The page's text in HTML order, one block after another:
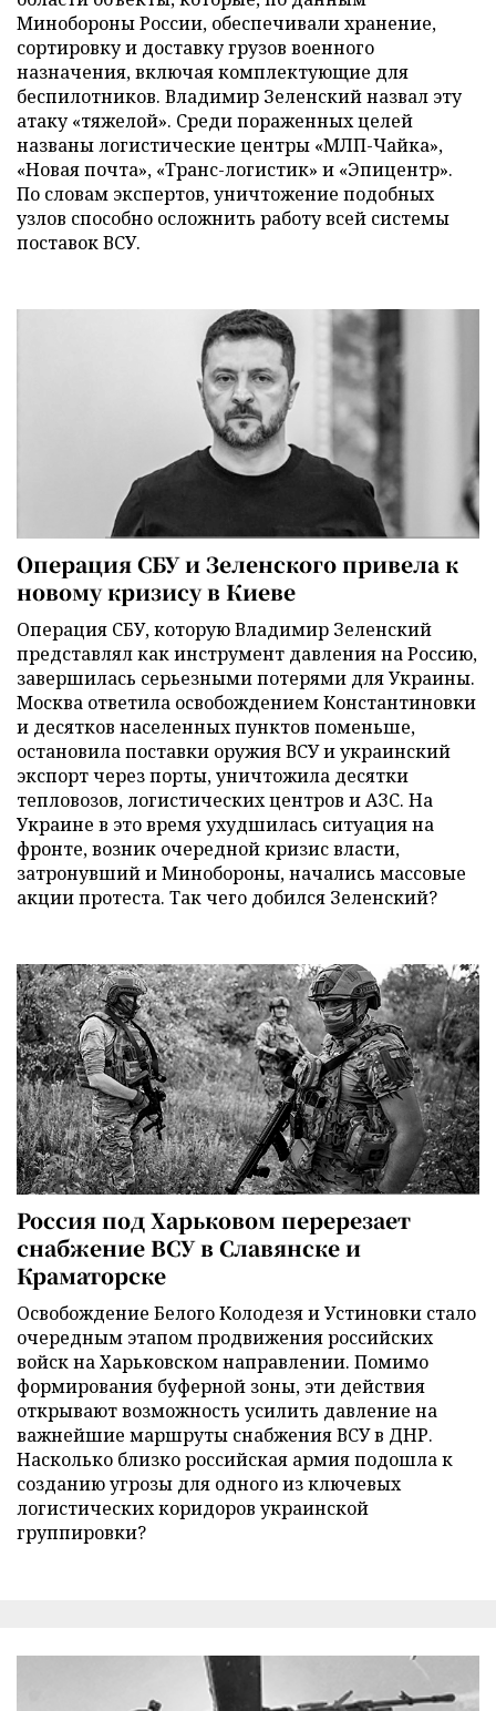
Минобороны России, обеспечивали хранение,
сортировку и доставку грузов военного
назначения, включая комплектующие для
беспилотников. Владимир Зеленский назвал эту
атаку «тяжелой». Среди пораженных целей
названы логистические центры «МЛП-Чайка»,
«Новая почта», «Транс-логистик» и «Эпицентр».
По словам экспертов, уничтожение подобных
узлов способно осложнить работу всей системы
поставок ВСУ.
Операция СБУ и Зеленского привела к
новому кризису в Киеве
Операция СБУ, которую Владимир Зеленский
представлял как инструмент давления на Россию,
завершилась серьезными потерями для Украины.
Москва ответила освобождением Константиновки
и десятков населенных пунктов поменьше,
остановила поставки оружия ВСУ и украинский
экспорт через порты, уничтожила десятки
тепловозов, логистических центров и АЗС. На
Украине в это время ухудшилась ситуация на
фронте, возник очередной кризис власти,
затронувший и Минобороны, начались массовые
акции протеста. Так чего добился Зеленский?
Россия под Харьковом перерезает
снабжение ВСУ в Славянске и
Краматорске
Освобождение Белого Колодезя и Устиновки стало
очередным этапом продвижения российских
войск на Харьковском направлении. Помимо
формирования буферной зоны, эти действия
открывают возможность усилить давление на
важнейшие маршруты снабжения ВСУ в ДНР.
Насколько близко российская армия подошла к
созданию угрозы для одного из ключевых
логистических коридоров украинской
группировки?